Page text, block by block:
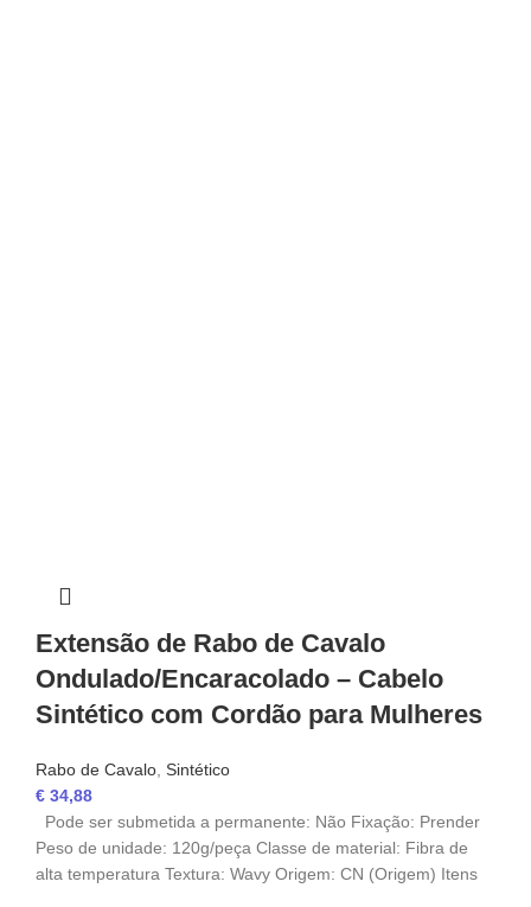
Extensão de Rabo de Cavalo
Ondulado/Encaracolado – Cabelo
Sintético com Cordão para Mulheres
Rabo de Cavalo, Sintético
€ 34,88
Pode ser submetida a permanente: Não Fixação: Prender
Peso de unidade: 120g/peça Classe de material: Fibra de
alta temperatura Textura: Wavy Origem: CN (Origem) Itens